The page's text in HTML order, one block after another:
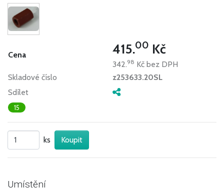
Cena 415.00 Kč
342.98 Kč bez DPH
Skladové číslo
z253633.20SL
Sdílet
15
ks
Umístění